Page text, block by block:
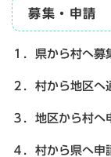
募集・申請
１．県から村へ
２．村から地区へ
３．地区から村へ
４．村から県へ